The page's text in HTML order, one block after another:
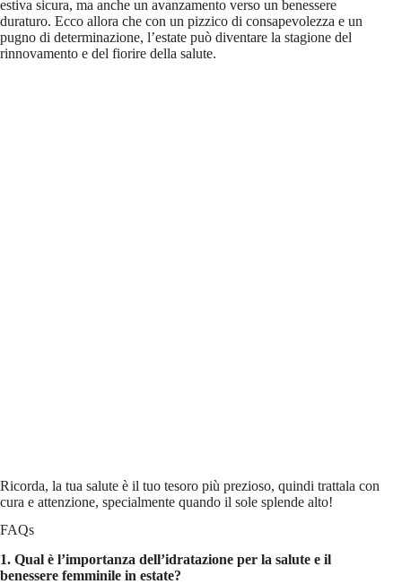
estiva sicura, ma anche un avanzamento verso un benessere
duraturo. Ecco allora che con un pizzico di consapevolezza e un
pugno di determinazione, l’estate può diventare la stagione del
rinnovamento e del fiorire della salute.
Ricorda, la tua salute è il tuo tesoro più prezioso, quindi trattala con
cura e attenzione, specialmente quando il sole splende alto!
FAQs
1. Qual è l’importanza dell’idratazione per la salute e il
benessere femminile in estate?